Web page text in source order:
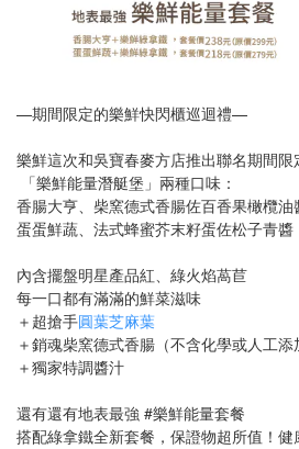
—期間限定的樂鮮快閃櫃巡迴禮—
樂鮮這次和吳寶春麥方店推出聯名期間限
「樂鮮能量潛艇堡」兩種口味：
香腸大亨、柴窯德式香腸佐百香果橄欖油
蛋蛋鮮蔬、法式蜂蜜芥末籽蛋佐松子青醬
內含擺盤明星產品紅、綠火焰萵苣
每一口都有滿滿的鮮菜滋味
＋超搶手圓葉芝麻葉
＋銷魂柴窯德式香腸（不含化學或人工添
＋獨家特調醬汁
還有還有地表最強 #樂鮮能量套餐
搭配綠拿鐵全新套餐，保證物超所值！健